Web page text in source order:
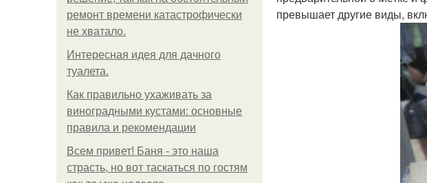
ремонт времени катастрофически
не хватало.
Интересная идея для дачного
туалета.
Как правильно ухаживать за
виноградными кустами: основные
правила и рекомендации
Всем привет! Баня - это наша
страсть, но вот таскаться по гостям
превышает другие виды,